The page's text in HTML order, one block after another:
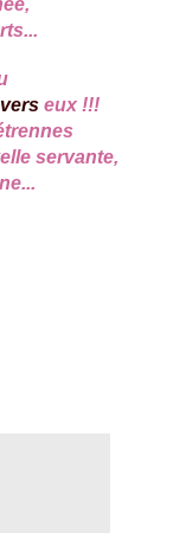
eux !!!
servante,